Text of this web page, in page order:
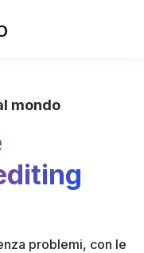
mondo
problemi, con le